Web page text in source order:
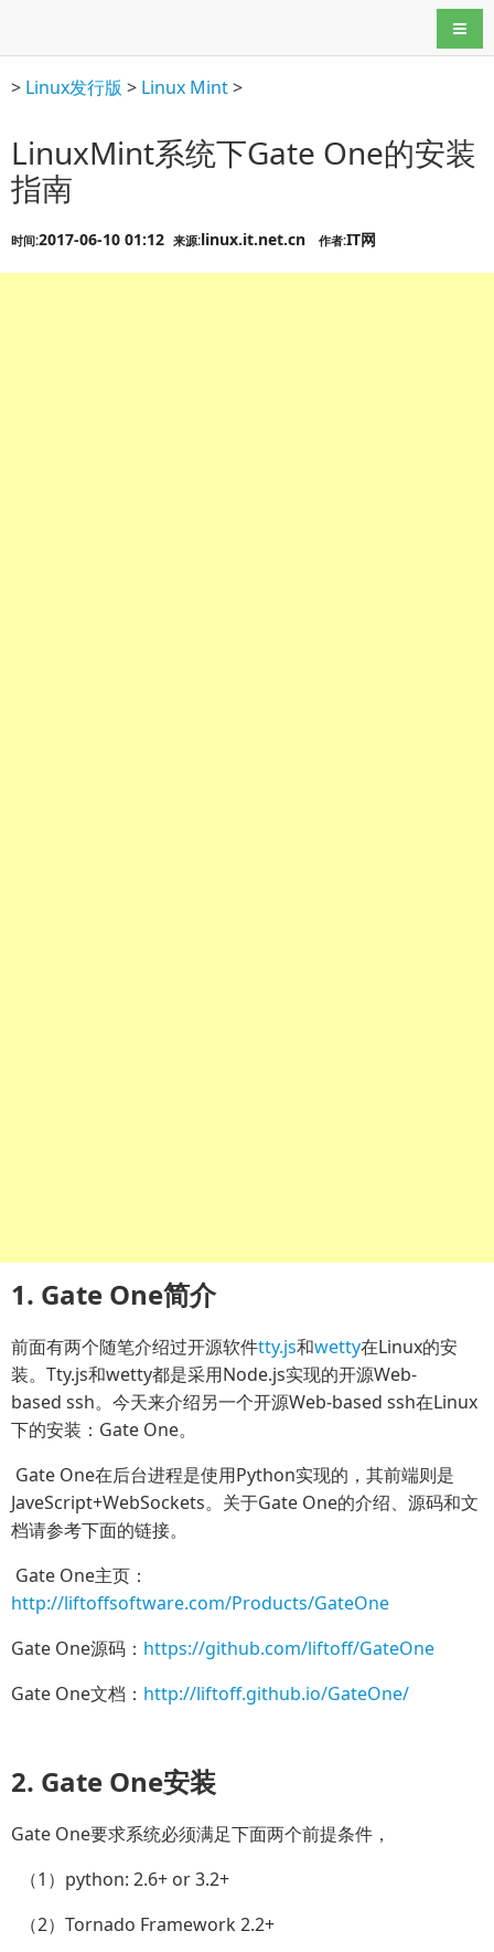
导航
> Linux发行版 > Linux Mint>
LinuxMint系统下Gate One的安装
指南
时间:2017-06-10 01:12 来源:linux.it.net.cn 作者:IT网
1. Gate One简介
前面有两个随笔介绍过开源软件tty.js和wetty在Linux的安
装。Tty.js和wetty都是采用Node.js实现的开源Web-
based ssh。今天来介绍另一个开源Web-based ssh在Linux
下的安装：Gate One。
Gate One在后台进程是使用Python实现的，其前端则是
JaveScript+WebSockets。关于Gate One的介绍、源码和文
档请参考下面的链接。
Gate One主页：
http://liftoffsoftware.com/Products/GateOne
Gate One源码： https://github.com/liftoff/GateOne
Gate One文档： http://liftoff.github.io/GateOne/
2. Gate One安装
Gate One要求系统必须满足下面两个前提条件，
（1）python: 2.6+ or 3.2+
（2）Tornado Framework 2.2+